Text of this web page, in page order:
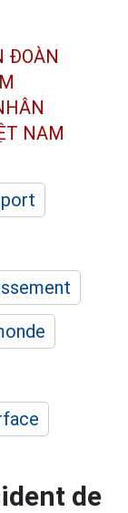
ĐOÀN
NAM
de